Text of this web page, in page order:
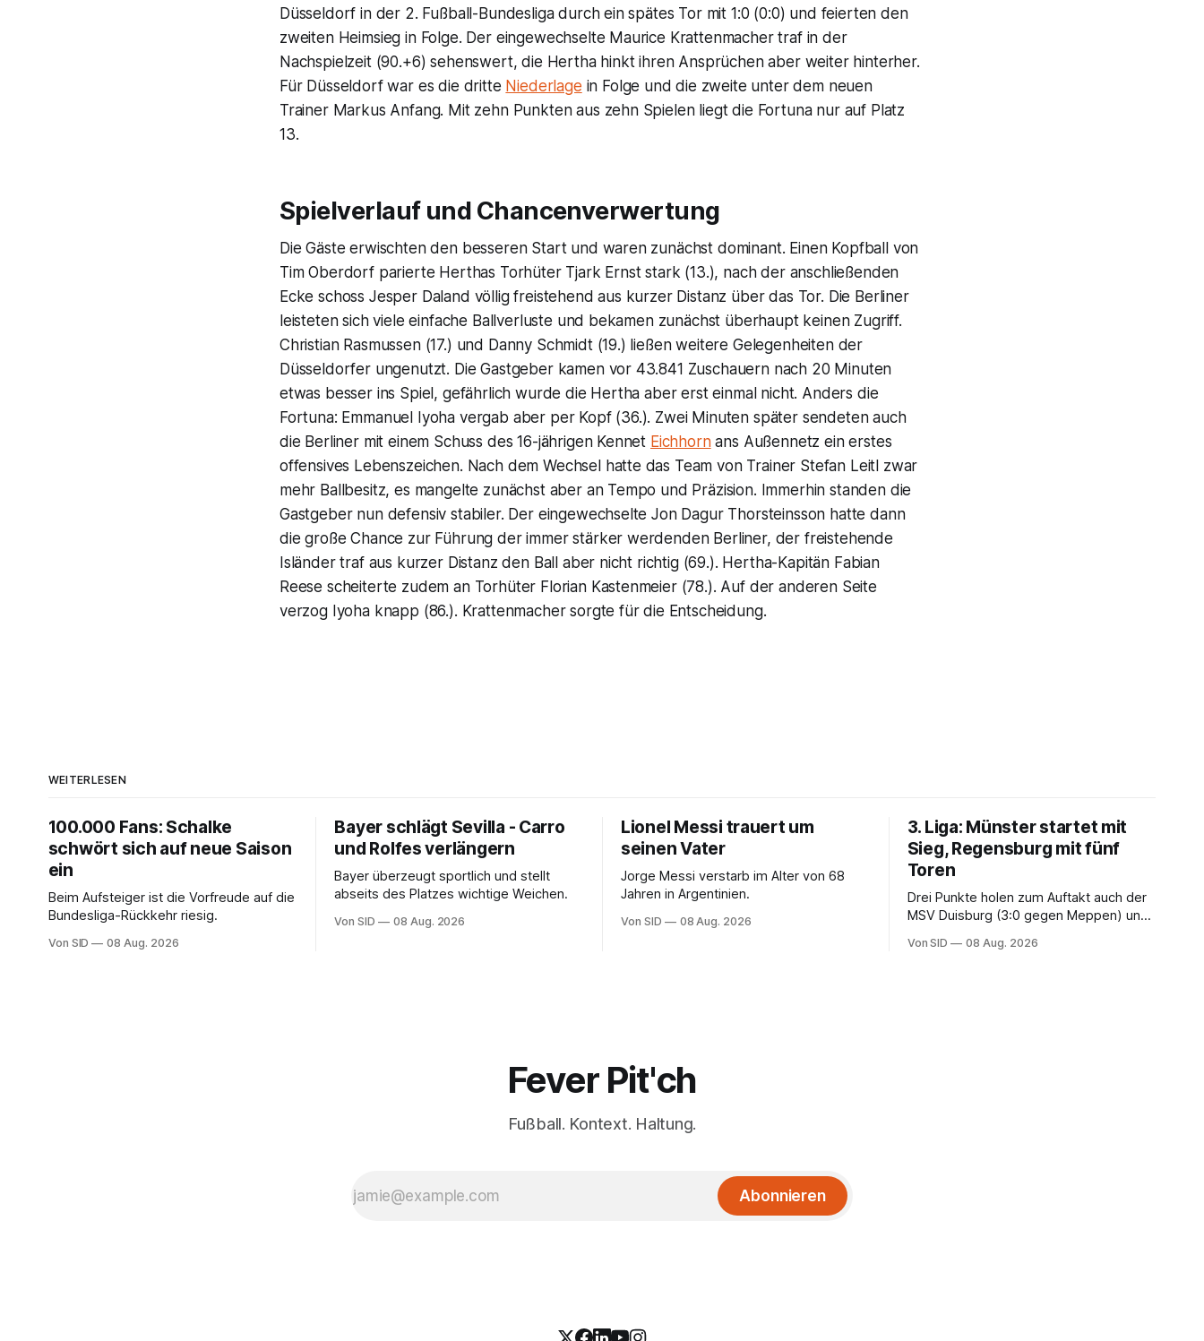
Düsseldorf in der 2. Fußball-Bundesliga durch ein spätes Tor mit 1:0 (0:0) und feierten den
zweiten Heimsieg in Folge. Der eingewechselte Maurice Krattenmacher traf in der
Nachspielzeit (90.+6) sehenswert, die Hertha hinkt ihren Ansprüchen aber weiter hinterher.
Für Düsseldorf war es die dritte Niederlage in Folge und die zweite unter dem neuen
Trainer Markus Anfang. Mit zehn Punkten aus zehn Spielen liegt die Fortuna nur auf Platz
13.
Spielverlauf und Chancenverwertung
Die Gäste erwischten den besseren Start und waren zunächst dominant. Einen Kopfball von
Tim Oberdorf parierte Herthas Torhüter Tjark Ernst stark (13.), nach der anschließenden
Ecke schoss Jesper Daland völlig freistehend aus kurzer Distanz über das Tor. Die Berliner
leisteten sich viele einfache Ballverluste und bekamen zunächst überhaupt keinen Zugriff.
Christian Rasmussen (17.) und Danny Schmidt (19.) ließen weitere Gelegenheiten der
Düsseldorfer ungenutzt. Die Gastgeber kamen vor 43.841 Zuschauern nach 20 Minuten
etwas besser ins Spiel, gefährlich wurde die Hertha aber erst einmal nicht. Anders die
Fortuna: Emmanuel Iyoha vergab aber per Kopf (36.). Zwei Minuten später sendeten auch
die Berliner mit einem Schuss des 16-jährigen Kennet Eichhornans Außennetz ein erstes
offensives Lebenszeichen. Nach dem Wechsel hatte das Team von Trainer Stefan Leitl zwar
mehr Ballbesitz, es mangelte zunächst aber an Tempo und Präzision. Immerhin standen die
Gastgeber nun defensiv stabiler. Der eingewechselte Jon Dagur Thorsteinsson hatte dann
die große Chance zur Führung der immer stärker werdenden Berliner, der freistehende
Isländer traf aus kurzer Distanz den Ball aber nicht richtig (69.). Hertha-Kapitän Fabian
Reese scheiterte zudem an Torhüter Florian Kastenmeier (78.). Auf der anderen Seite
verzog Iyoha knapp (86.). Krattenmacher sorgte für die Entscheidung.
WEITERLESEN
100.000 Fans: Schalke
schwört sich auf neue Saison
ein
Beim Aufsteiger ist die Vorfreude auf die
Bundesliga-Rückkehr riesig.
Von SID 08 Aug. 2026
Bayer schlägt Sevilla - Carro
und Rolfes verlängern
Bayer überzeugt sportlich und stellt
abseits des Platzes wichtige Weichen.
Von SID 08 Aug. 2026
Lionel Messi trauert um
seinen Vater
Jorge Messi verstarb im Alter von 68
Jahren in Argentinien.
Von SID 08 Aug. 2026
3. Liga: Münster startet mit
Sieg, Regensburg mit fünf
Toren
Drei Punkte holen zum Auftakt auch der
MSV Duisburg (3:0 gegen Meppen) und
Von SID 08 Aug. 2026
Fever Pit'ch
Fußball. Kontext. Haltung.
Abonnieren